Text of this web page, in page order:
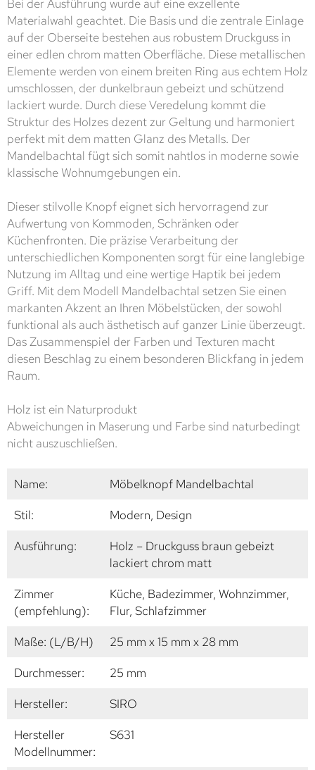
Bei der Ausführung wurde auf eine exzellente
Materialwahl geachtet. Die Basis und die zentrale Einlage
auf der Oberseite bestehen aus robustem Druckguss in
einer edlen chrom matten Oberfläche. Diese metallischen
Elemente werden von einem breiten Ring aus echtem Holz
umschlossen, der dunkelbraun gebeizt und schützend
lackiert wurde. Durch diese Veredelung kommt die
Struktur des Holzes dezent zur Geltung und harmoniert
perfekt mit dem matten Glanz des Metalls. Der
Mandelbachtal fügt sich somit nahtlos in moderne sowie
klassische Wohnumgebungen ein.
Dieser stilvolle Knopf eignet sich hervorragend zur
Aufwertung von Kommoden, Schränken oder
Küchenfronten. Die präzise Verarbeitung der
unterschiedlichen Komponenten sorgt für eine langlebige
Nutzung im Alltag und eine wertige Haptik bei jedem
Griff. Mit dem Modell Mandelbachtal setzen Sie einen
markanten Akzent an Ihren Möbelstücken, der sowohl
funktional als auch ästhetisch auf ganzer Linie überzeugt.
Das Zusammenspiel der Farben und Texturen macht
diesen Beschlag zu einem besonderen Blickfang in jedem
Raum.
Holz ist ein Naturprodukt
Abweichungen in Maserung und Farbe sind naturbedingt
nicht auszuschließen.
Name:
Möbelknopf Mandelbachtal
Stil:
Modern, Design
Ausführung:
Holz – Druckguss braun gebeizt
lackiert chrom matt
Zimmer
(empfehlung):
Küche, Badezimmer, Wohnzimmer,
Flur, Schlafzimmer
Maße: (L/B/H)
25 mm x 15 mm x 28 mm
Durchmesser:
25 mm
Hersteller:
SIRO
Hersteller
Modellnummer:
S631